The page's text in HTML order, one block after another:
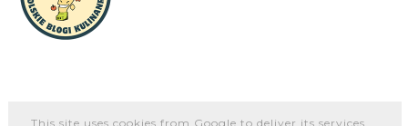
This site uses cookies from Google to deliver its services